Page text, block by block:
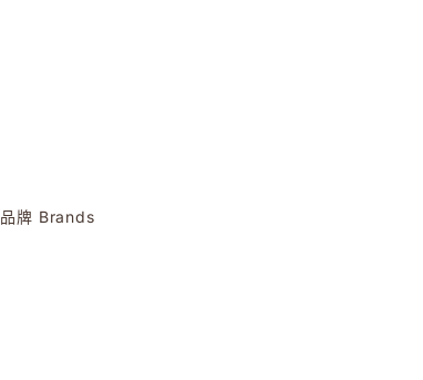
品牌 Brands